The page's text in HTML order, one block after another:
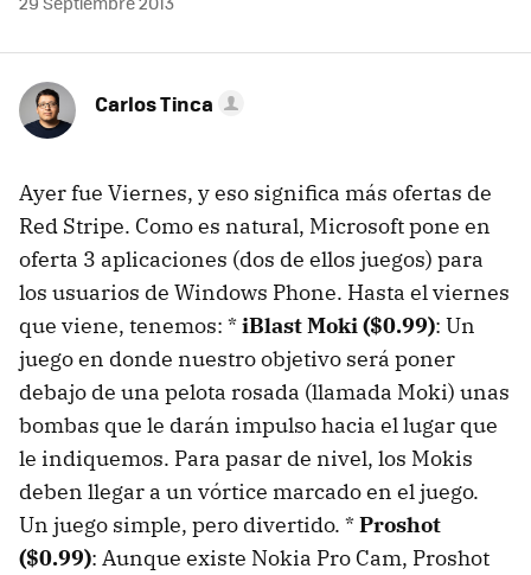
Carlos Tinca
Ayer fue Viernes, y eso significa más ofertas de
Red Stripe. Como es natural, Microsoft pone en
oferta 3 aplicaciones (dos de ellos juegos) para
los usuarios de Windows Phone. Hasta el viernes
que viene, tenemos: *iBlast Moki ($0.99): Un
juego en donde nuestro objetivo será poner
debajo de una pelota rosada (llamada Moki) unas
bombas que le darán impulso hacia el lugar que
le indiquemos. Para pasar de nivel, los Mokis
deben llegar a un vórtice marcado en el juego.
Un juego simple, pero divertido. *Proshot
($0.99): Aunque existe Nokia Pro Cam, Proshot